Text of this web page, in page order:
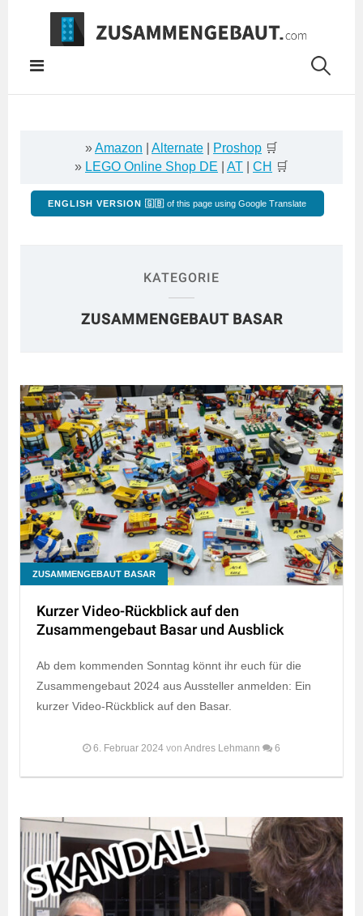
Springe
Inhalt
»Amazon Alternate Proshop 🛒
» LEGO Online Shop DE AT CH 🛒
ENGLISH VERSION 🇬🇧 of this page using Google Translate
KATEGORIE
ZUSAMMENGEBAUT BASAR
ZUSAMMENGEBAUT BASAR
Kurzer Video-Rückblick auf den
Zusammengebaut Basar und Ausblick
Ab dem kommenden Sonntag könnt ihr euch für die
Zusammengebaut 2024 aus Aussteller anmelden: Ein
kurzer Video-Rückblick auf den Basar.
6. Februar 2024 von Andres Lehmann 6